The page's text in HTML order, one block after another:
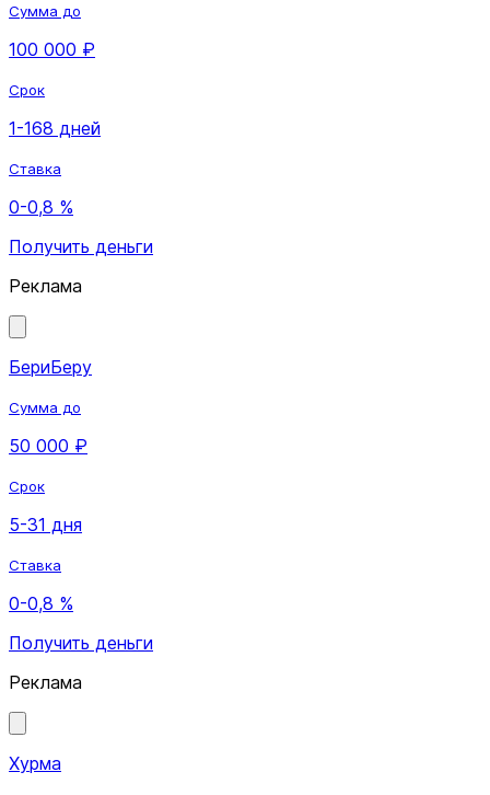
Сумма до
100 000 ₽
Срок
1-168 дней
Ставка
0-0,8 %
Получить деньги
Реклама
БериБеру
Сумма до
50 000 ₽
Срок
5-31 дня
Ставка
0-0,8 %
Получить деньги
Реклама
Хурма